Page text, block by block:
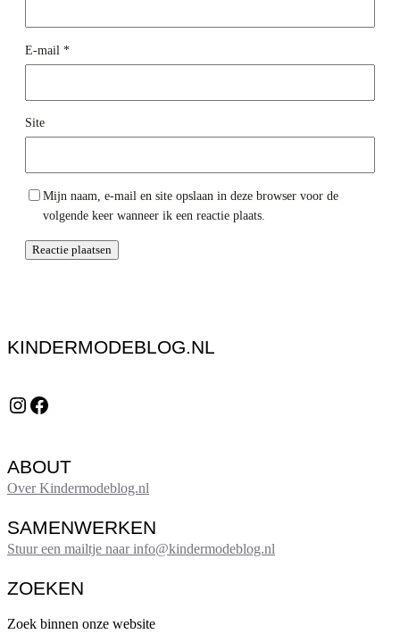
E-mail *
Site
Mijn naam, e-mail en site opslaan in deze browser voor de
volgende keer wanneer ik een reactie plaats.
KINDERMODEBLOG.NL
Instagram Facebook
ABOUT
Over Kindermodeblog.nl
SAMENWERKEN
Stuur een mailtje naar info@kindermodeblog.nl
ZOEKEN
Zoek binnen onze website